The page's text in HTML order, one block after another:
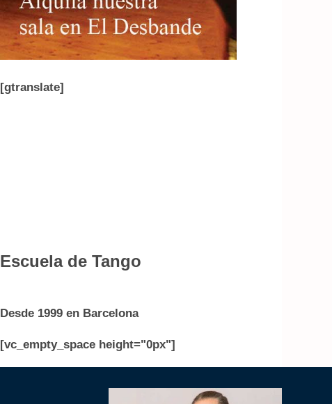
[gtranslate]
Escuela de Tango
Desde 1999 en Barcelona
[vc_empty_space height="0px"]